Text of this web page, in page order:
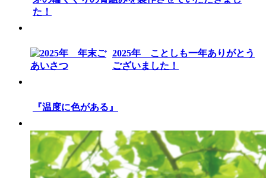
た！
2025年 ことしも一年ありがとう
ございました！
『温度に色がある』